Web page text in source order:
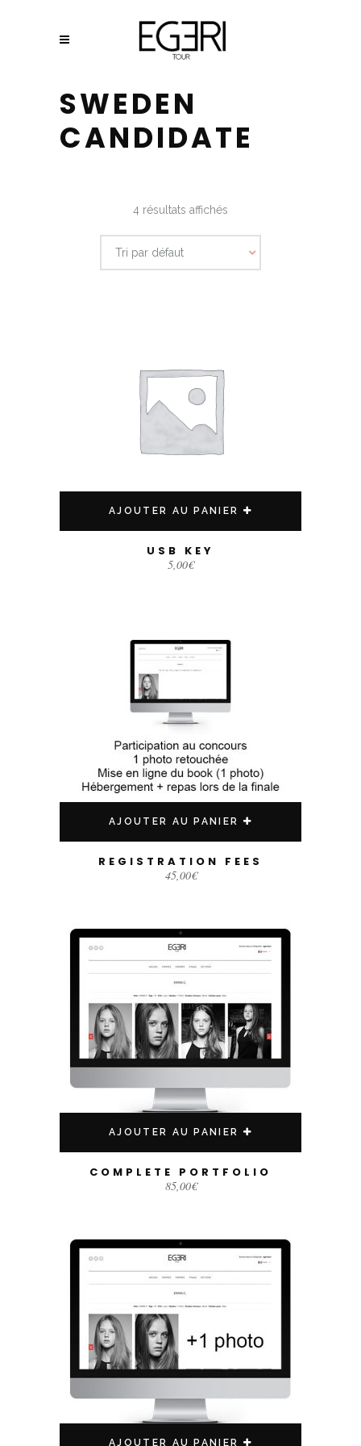
SWEDEN
CANDIDATE
4 résultats affichés
Tri par défaut
AJOUTER AU PANIER
USB KEY
5,00€
AJOUTER AU PANIER
REGISTRATION FEES
45,00€
AJOUTER AU PANIER
COMPLETE PORTFOLIO
85,00€
AJOUTER AU PANIER